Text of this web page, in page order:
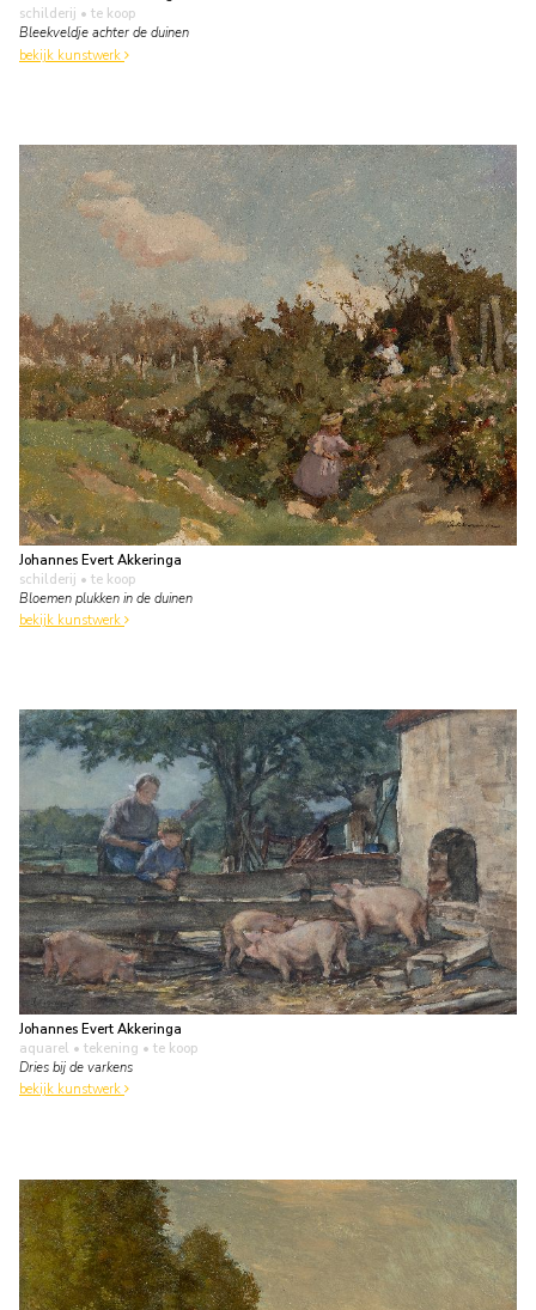
schilderij • te koop
Bleekveldje achter de duinen
bekijk kunstwerk
Johannes Evert Akkeringa
schilderij • te koop
Bloemen plukken in de duinen
bekijk kunstwerk
Johannes Evert Akkeringa
aquarel • tekening • te koop
Dries bij de varkens
bekijk kunstwerk